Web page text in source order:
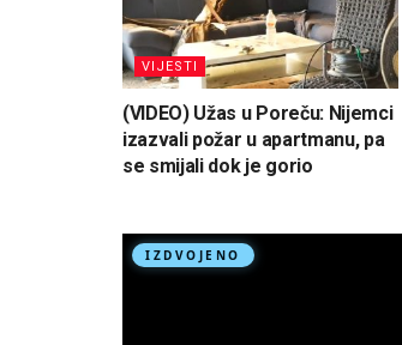
VIJESTI
(VIDEO) Užas u Poreču: Nijemci
izazvali požar u apartmanu, pa
se smijali dok je gorio